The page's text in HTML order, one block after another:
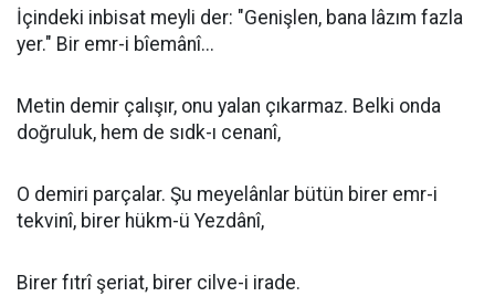
İçindeki inbisat meyli der: "Genişlen, bana lâzım fazla
yer." Bir emr-i bîemânî...
Metin demir çalışır, onu yalan çıkarmaz. Belki onda
doğruluk, hem de sıdk-ı cenanî,
O demiri parçalar. Şu meyelânlar bütün birer emr-i
tekvinî, birer hükm-ü Yezdânî,
Birer fıtrî şeriat, birer cilve-i irade.